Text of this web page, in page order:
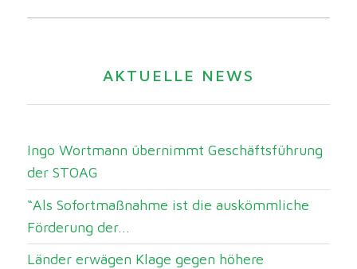
AKTUELLE NEWS
Ingo Wortmann übernimmt Geschäftsführung
der STOAG
“Als Sofortmaßnahme ist die auskömmliche
Förderung der...
Länder erwägen Klage gegen höhere